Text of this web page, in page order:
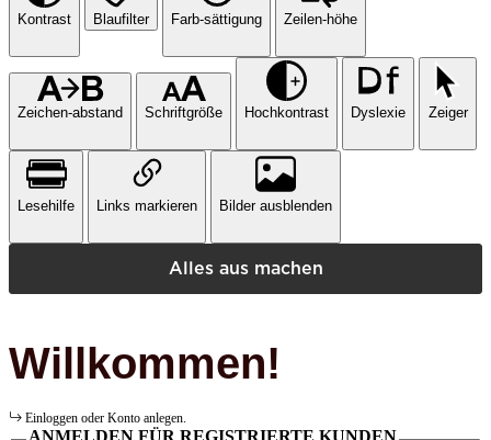
Kontrast Blaufilter Farb-sättigung Zeilen-höhe
Zeichen-abstand Schriftgröße Hochkontrast Dyslexie Zeiger
Lesehilfe Links markieren Bilder ausblenden
Alles aus machen
Willkommen!
Einloggen oder Konto anlegen.
ANMELDEN FÜR REGISTRIERTE KUNDEN